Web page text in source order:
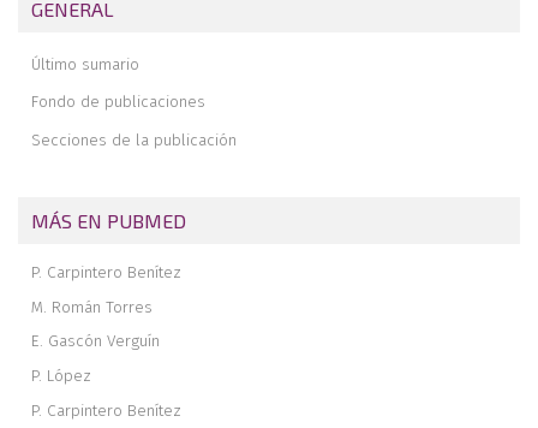
GENERAL
Último sumario
Fondo de publicaciones
Secciones de la publicación
MÁS EN PUBMED
P. Carpintero Benítez
M. Román Torres
E. Gascón Verguín
P. López
P. Carpintero Benítez